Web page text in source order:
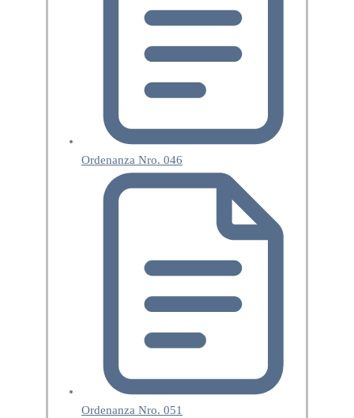
Ordenanza Nro. 046
Ordenanza Nro. 051